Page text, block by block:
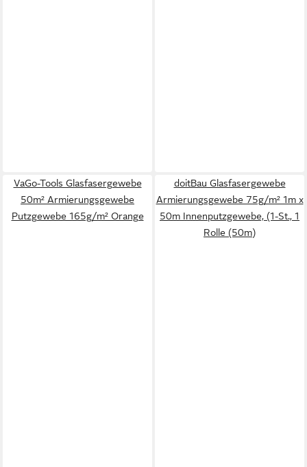
VaGo-Tools Glasfasergewebe
50m² Armierungsgewebe
Putzgewebe 165g/m² Orange
doitBau Glasfasergewebe
Armierungsgewebe 75g/m² 1m x
50m Innenputzgewebe, (1-St., 1
Rolle (50m)